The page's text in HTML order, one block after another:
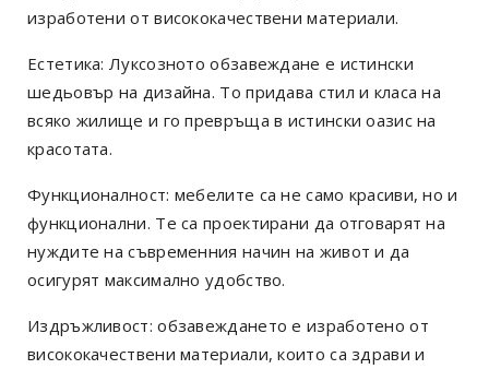
изработени от висококачествени материали.
Естетика: Луксозното обзавеждане е истински
шедьовър на дизайна. То придава стил и класа на
всяко жилище и го превръща в истински оазис на
красотата.
Функционалност: мебелите са не само красиви, но и
функционални. Те са проектирани да отговарят на
нуждите на съвременния начин на живот и да
осигурят максимално удобство.
Издръжливост: обзавеждането е изработено от
висококачествени материали, които са здрави и